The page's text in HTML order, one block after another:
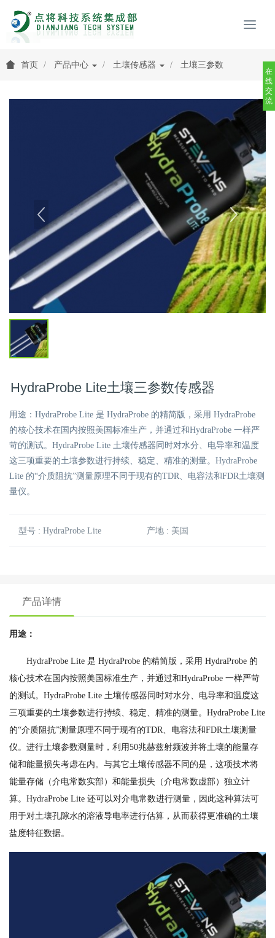
首页 产品中心 土壤传感器 土壤三参数
HydraProbe Lite土壤三参数传感器
用途：HydraProbe Lite 是 HydraProbe 的精简版，采用 HydraProbe
的核心技术在国内按照美国标准生产，并通过和HydraProbe 一样严
苛的测试。HydraProbe Lite 土壤传感器同时对水分、电导率和温度
这三项重要的土壤参数进行持续、稳定、精准的测量。HydraProbe
Lite 的“介质阻抗”测量原理不同于现有的TDR、电容法和FDR土壤测
量仪。
型号 : HydraProbe Lite 产地 : 美国
产品详情
用途：
HydraProbe Lite 是 HydraProbe 的精简版，采用 HydraProbe 的
核心技术在国内按照美国标准生产，并通过和HydraProbe 一样严苛
的测试。HydraProbe Lite 土壤传感器同时对水分、电导率和温度这
三项重要的土壤参数进行持续、稳定、精准的测量。HydraProbe Lite
的“介质阻抗”测量原理不同于现有的TDR、电容法和FDR土壤测量
仪。进行土壤参数测量时，利用50兆赫兹射频波并将土壤的能量存
储和能量损失考虑在内。与其它土壤传感器不同的是，这项技术将
能量存储（介电常数实部）和能量损失（介电常数虚部）独立计
算。HydraProbe Lite 还可以对介电常数进行测量，因此这种算法可
用于对土壤孔隙水的溶液导电率进行估算，从而获得更准确的土壤
盐度特征数据。
在
线
交
流